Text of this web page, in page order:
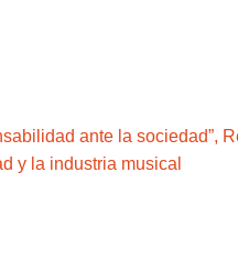
ante la sociedad”,
y la industria musical